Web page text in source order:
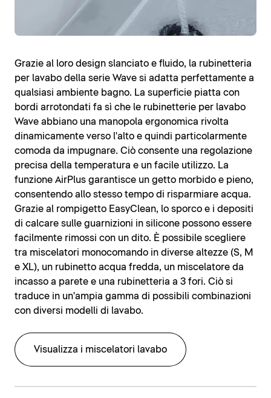
Grazie al loro design slanciato e fluido, la rubinetteria
per lavabo della serie Wave si adatta perfettamente a
qualsiasi ambiente bagno. La superficie piatta con
bordi arrotondati fa sì che le rubinetterie per lavabo
Wave abbiano una manopola ergonomica rivolta
dinamicamente verso l'alto e quindi particolarmente
comoda da impugnare. Ciò consente una regolazione
precisa della temperatura e un facile utilizzo. La
funzione AirPlus garantisce un getto morbido e pieno,
consentendo allo stesso tempo di risparmiare acqua.
Grazie al rompigetto EasyClean, lo sporco e i depositi
di calcare sulle guarnizioni in silicone possono essere
facilmente rimossi con un dito. È possibile scegliere
tra miscelatori monocomando in diverse altezze (S, M
e XL), un rubinetto acqua fredda, un miscelatore da
incasso a parete e una rubinetteria a 3 fori. Ciò si
traduce in un'ampia gamma di possibili combinazioni
con diversi modelli di lavabo.
Visualizza i miscelatori lavabo